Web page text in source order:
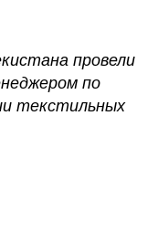
становится
привлекательной
для
Европы
провели
по
текстильных